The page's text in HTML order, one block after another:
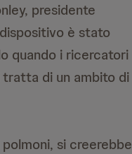
presidente
è stato
quando i ricercatori
tratta di un ambito di
si creerebbe